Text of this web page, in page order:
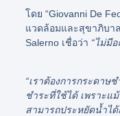
โดย “Giovanni De
แวดล้อมและสุขาภิบา
Salerno เชื่อว่า “ไม่มี
“เราต้องการกระดาษ
ชำระที่ใช้ได้ เพราะแ
สามารถประหยัดน้ำได้